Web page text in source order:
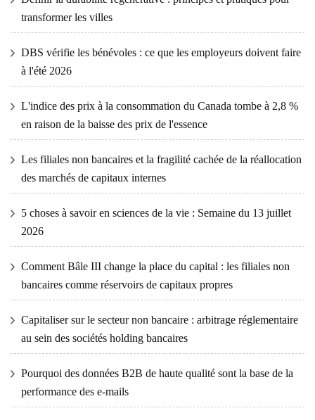
transformer les villes
DBS vérifie les bénévoles : ce que les employeurs doivent faire
à l'été 2026
L'indice des prix à la consommation du Canada tombe à 2,8 %
en raison de la baisse des prix de l'essence
Les filiales non bancaires et la fragilité cachée de la réallocation
des marchés de capitaux internes
5 choses à savoir en sciences de la vie : Semaine du 13 juillet
2026
Comment Bâle III change la place du capital : les filiales non
bancaires comme réservoirs de capitaux propres
Capitaliser sur le secteur non bancaire : arbitrage réglementaire
au sein des sociétés holding bancaires
Pourquoi des données B2B de haute qualité sont la base de la
performance des e-mails